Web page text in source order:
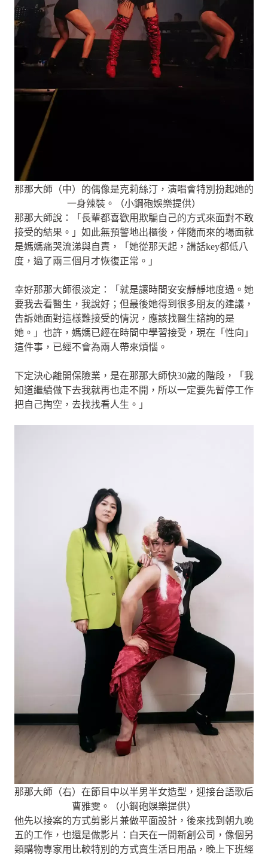
那那大師（中）的偶像是克莉絲汀，演唱會特別扮起她的
一身辣裝。（小鋼砲娛樂提供）
那那大師說：「長輩都喜歡用欺騙自己的方式來面對不敢
接受的結果。」如此無預警地出櫃後，伴隨而來的場面就
是媽媽痛哭流涕與自責，「她從那天起，講話key都低八
度，過了兩三個月才恢復正常。」
幸好那那大師很淡定：「就是讓時間安安靜靜地度過。她
要我去看醫生，我說好；但最後她得到很多朋友的建議，
告訴她面對這樣難接受的情況，應該找醫生諮詢的是
她。」也許，媽媽已經在時間中學習接受，現在「性向」
這件事，已經不會為兩人帶來煩惱。
下定決心離開保險業，是在那那大師快30歲的階段，「我
知道繼續做下去我就再也走不開，所以一定要先暫停工作
把自己掏空，去找找看人生。」
那那大師（右）在節目中以半男半女造型，迎接台語歌后
曹雅雯。（小鋼砲娛樂提供）
他先以接案的方式剪影片兼做平面設計，後來找到朝九晚
五的工作，也還是做影片：白天在一間新創公司，像個另
類購物專家用比較特別的方式賣生活日用品，晚上下班經